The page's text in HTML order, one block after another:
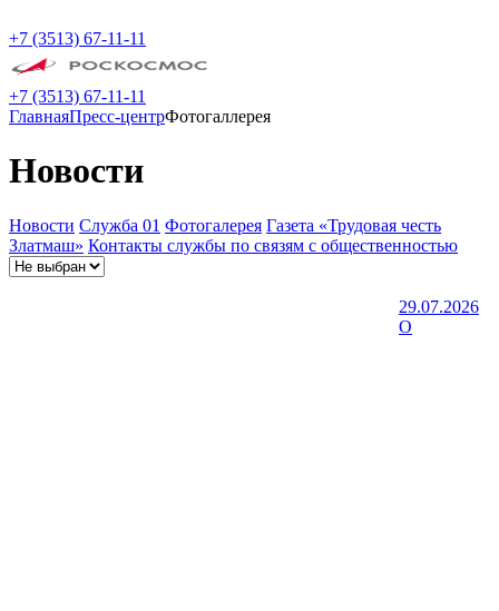
+7 (3513) 67-11-11
+7 (3513) 67-11-11
ГлавнаяПресс-центрФотогаллерея
Новости
Новости Служба 01 Фотогалерея Газета «Трудовая честь
Златмаш» Контакты службы по связям с общественностью
29.07.2026
О